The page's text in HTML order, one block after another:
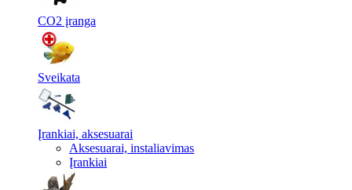
CO2 įranga
Sveikata
Įrankiai, aksesuarai
Aksesuarai, instaliavimas
Įrankiai